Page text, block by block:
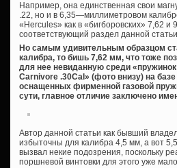
Например, она единственная свои
.22, но и в 6,35—миллиметровом
«Hercules» как в «бигборовских» 7,62
соответствующий раздел данной
Но самым удивительным образцом
калибра, то бишь 7,62 мм, что тоже
для нее невиданную среди
Carnivore .30Cal» (фото внизу) на
оснащенных фирменной газовой
сути, главное отличие заключено
Автор данной статьи как бывший
избыточны для калибра 4,5 мм, а вот
вызвал некие подозрения, поскольку
поршневой винтовки для этого уже